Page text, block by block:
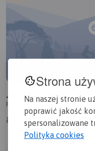
Strona
Na naszej stronie
poprawić jakość
spersonalizowane
Polityka cookies
Jaś-Dobrzyniewo
Polska, podlaskie, Jaświły
1.0/6
51,3 km